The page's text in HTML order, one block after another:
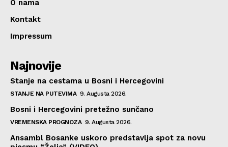
O nama
Kontakt
Impressum
Najnovije
Stanje na cestama u Bosni i Hercegovini
STANJE NA PUTEVIMA 9. Augusta 2026.
Bosni i Hercegovini pretežno sunčano
VREMENSKA PROGNOZA 9. Augusta 2026.
Ansambl Bosanke uskoro predstavlja spot za novu